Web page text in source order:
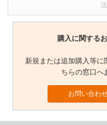
購入に関する
新規または追加購入等に
ちらの窓口へ
お問い合わ